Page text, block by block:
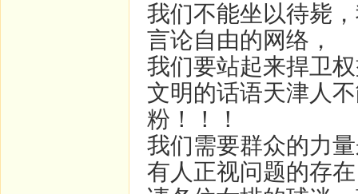
我们不能坐以待毙
言论自由的网络，
我们要站起来捍卫
文明的话语天津人
粉！！！
我们需要群众的力
有人正视问题的存